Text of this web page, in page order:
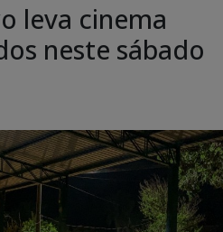
leva cinema
neste sábado